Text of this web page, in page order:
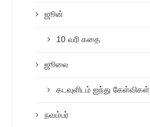
ஜூன்
10 வரி கதை
ஜூலை
கடவுளிடம் ஐந்து கேள்விகள்
நவம்பர்